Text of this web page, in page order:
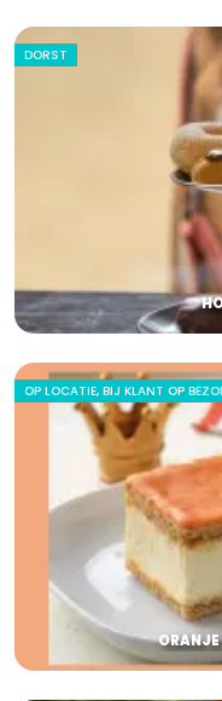
DORST
OP LOCATIE, BIJ KLANT OP
ORANJE